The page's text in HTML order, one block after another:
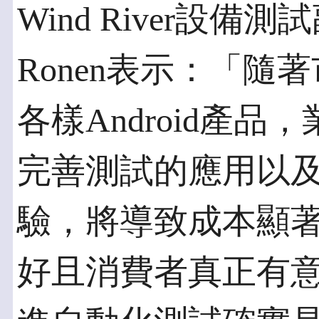
Wind River設備測
Ronen表示：「隨
各樣Android產品，
完善測試的應用以
驗，將導致成本顯
好且消費者真正有